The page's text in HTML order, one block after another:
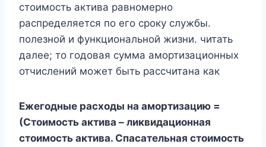
стоимость актива равномерно
распределяется по его сроку службы.
полезной и функциональной жизни. читать
далее; то годовая сумма амортизационных
отчислений может быть рассчитана как
Ежегодные расходы на амортизацию =
(Стоимость актива – ликвидационная
стоимость актива. Спасательная стоимость